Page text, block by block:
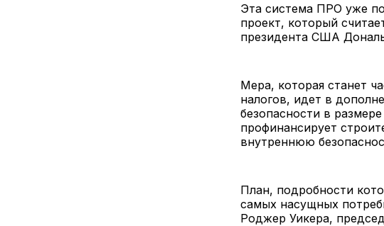
Эта система ПРО уже
проект, который
президента США
Мера, которая станет
налогов, идет в
безопасности в
профинансирует
внутреннюю
План, подробности
самых насущных
Роджер Уикера,